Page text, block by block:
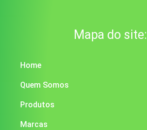
Mapa do site:
Home
Quem Somos
Produtos
Marcas